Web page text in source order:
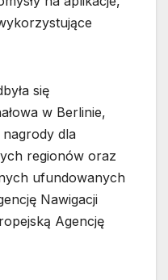
się
w Berlinie,
dla
regionów oraz
ufundowanych
Nawigacji
Agencję